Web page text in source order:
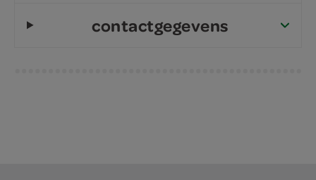
contactgegevens